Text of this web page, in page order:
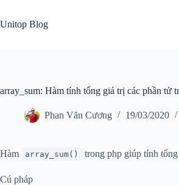
content
Unitop Blog
array_sum: Hàm tính tổng giá trị các phần tử
Phan Văn Cương 19/03/2020
Hàm array_sum() trong php giúp tính
Cú pháp